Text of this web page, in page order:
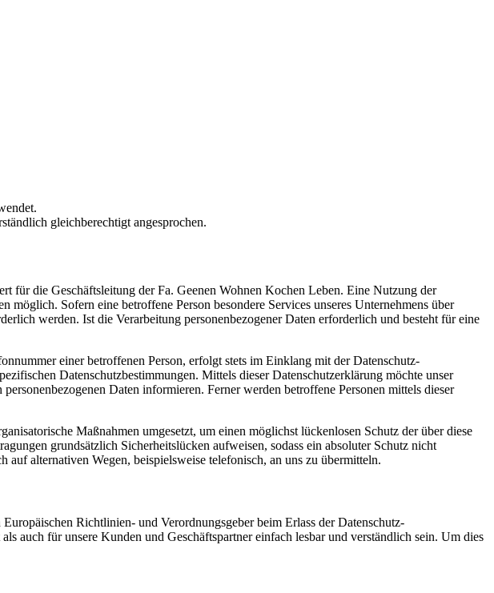
gleichberechtigt angesprochen.
für die Geschäftsleitung der Fa. Geenen Wohnen Kochen Leben. Eine Nutzung der
Sofern eine betroffene Person besondere Services unseres Unternehmens über
werden. Ist die Verarbeitung personenbezogener Daten erforderlich und besteht für eine
einer betroffenen Person, erfolgt stets im Einklang mit der Datenschutz-
Datenschutzbestimmungen. Mittels dieser Datenschutzerklärung möchte unser
Daten informieren. Ferner werden betroffene Personen mittels dieser
Maßnahmen umgesetzt, um einen möglichst lückenlosen Schutz der über diese
grundsätzlich Sicherheitslücken aufweisen, sodass ein absoluter Schutz nicht
auf alternativen Wegen, beispielsweise telefonisch, an uns zu übermitteln.
Richtlinien- und Verordnungsgeber beim Erlass der Datenschutz-
für unsere Kunden und Geschäftspartner einfach lesbar und verständlich sein. Um dies